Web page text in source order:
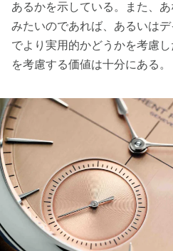
あるかを示している。また、
みたいのであれば、あるいは
でより実用的かどうかを考慮
を考慮する価値は十分にある。